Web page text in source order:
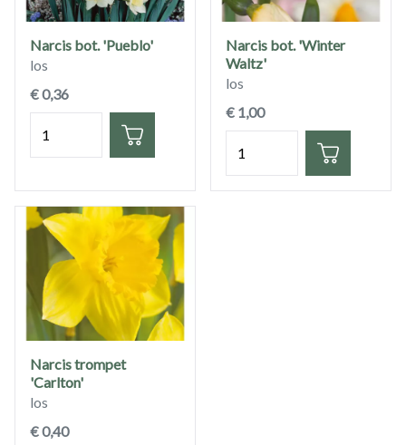
Narcis bot. 'Pueblo'
los
€ 0,36
Narcis bot. 'Winter
Waltz'
los
€ 1,00
Narcis trompet
'Carlton'
los
€ 0,40